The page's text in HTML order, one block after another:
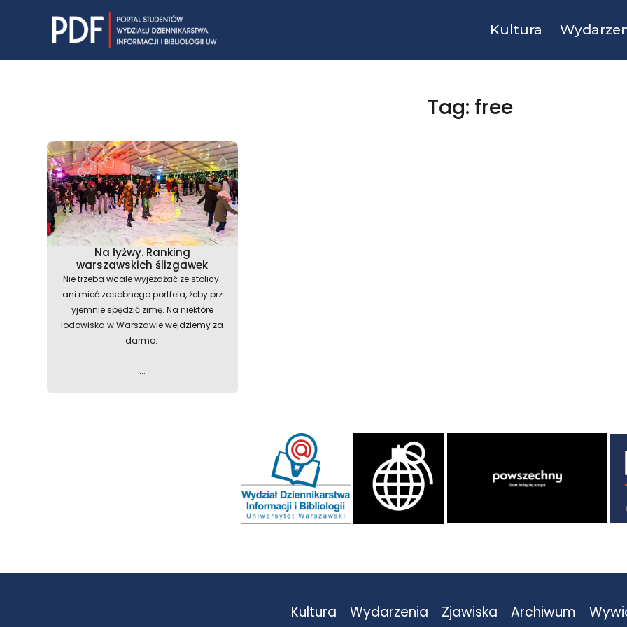
Kultura
Tag: free
Na łyżwy. Ranking
warszawskich ślizgawek
Nie trzeba wcale wyjeżdżać ze stolicy
ani mieć zasobnego portfela, żeby prz
yjemnie spędzić zimę. Na niektóre
lodowiska w Warszawie wejdziemy za
darmo.
...
Kultura Wydarzenia Zjawiska Archiwum